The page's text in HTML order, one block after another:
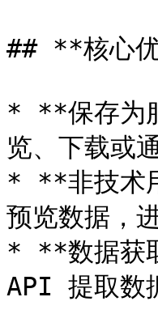
## **核心
* **保存为
览、下载或
* **非技术
预览数据，
* **数据获
API 提取数